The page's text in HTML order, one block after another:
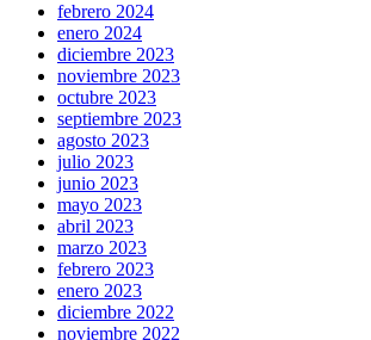
febrero 2024
enero 2024
diciembre 2023
noviembre 2023
octubre 2023
septiembre 2023
agosto 2023
julio 2023
junio 2023
mayo 2023
abril 2023
marzo 2023
febrero 2023
enero 2023
diciembre 2022
noviembre 2022